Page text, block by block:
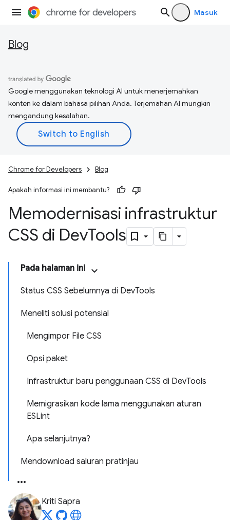
Masuk
Blog
Google menggunakan teknologi AI untuk menerjemahkan
konten ke dalam bahasa pilihan Anda. Terjemahan AI mungkin
mengandung kesalahan.
Chrome for Developers Blog
Apakah informasi ini membantu?
Memodernisasi infrastruktur
CSS di DevTools
Pada halaman ini
Status CSS Sebelumnya di DevTools
Meneliti solusi potensial
Mengimpor File CSS
Opsi paket
Infrastruktur baru penggunaan CSS di DevTools
Memigrasikan kode lama menggunakan aturan
ESLint
Apa selanjutnya?
Mendownload saluran pratinjau
Kriti Sapra